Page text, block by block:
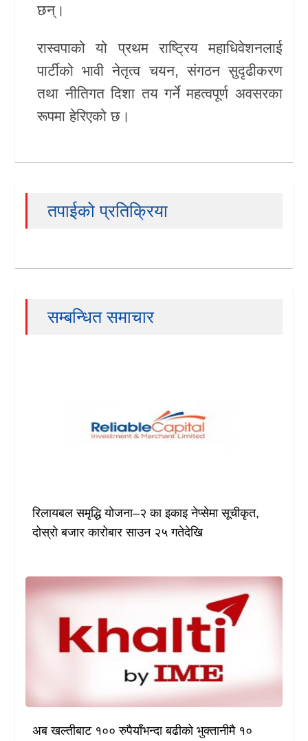
छन्।
रास्वपाको यो प्रथम राष्ट्रिय महाधिवेशनलाई
पार्टीको भावी नेतृत्व चयन, संगठन सुदृढीकरण
तथा नीतिगत दिशा तय गर्ने महत्वपूर्ण अवसरका
रूपमा हेरिएको छ।
तपाईको प्रतिक्रिया
सम्बन्धित समाचार
रिलायबल समृद्धि योजना–२ का इकाइ नेप्सेमा सूचीकृत,
दोस्रो बजार कारोबार साउन २५ गतेदेखि
अब खल्तीबाट १०० रुपैयाँभन्दा बढीको भुक्तानीमै १०